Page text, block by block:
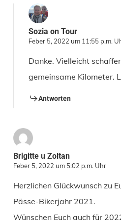
Sozia on Tour
Feber 5, 2022 um 11:55 p.m.
Danke. Vielleicht
gemeinsame Kilometer.
Antworten
Brigitte u Zoltan
Feber 5, 2022 um 5:02 p.m. Uhr
Herzlichen Glückwunsch zu
Pässe-Bikerjahr 2021.
Wünschen Euch auch für